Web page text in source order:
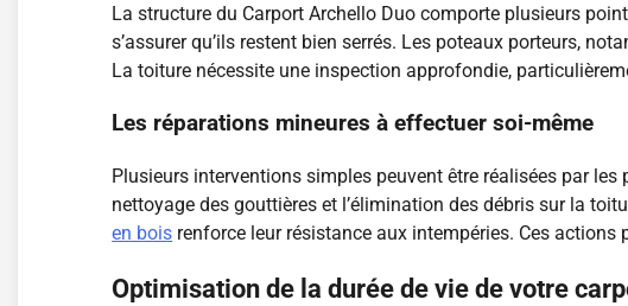
La structure du Carport Archello Duo comporte plusieurs
s’assurer qu’ils restent bien serrés. Les poteaux porteurs,
La toiture nécessite une inspection approfondie,
Les réparations mineures à effectuer soi-même
Plusieurs interventions simples peuvent être réalisées par
nettoyage des gouttières et l’élimination des débris sur la
en bois renforce leur résistance aux intempéries. Ces
Optimisation de la durée de vie de votre